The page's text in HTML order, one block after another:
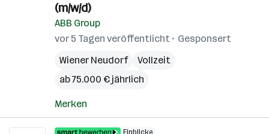
(m/w/d)
ABB Group
vor 5 Tagen veröffentlicht
Gesponsert
Wiener Neudorf
Vollzeit
ab 75.000 € jährlich
Merken
Einblicke